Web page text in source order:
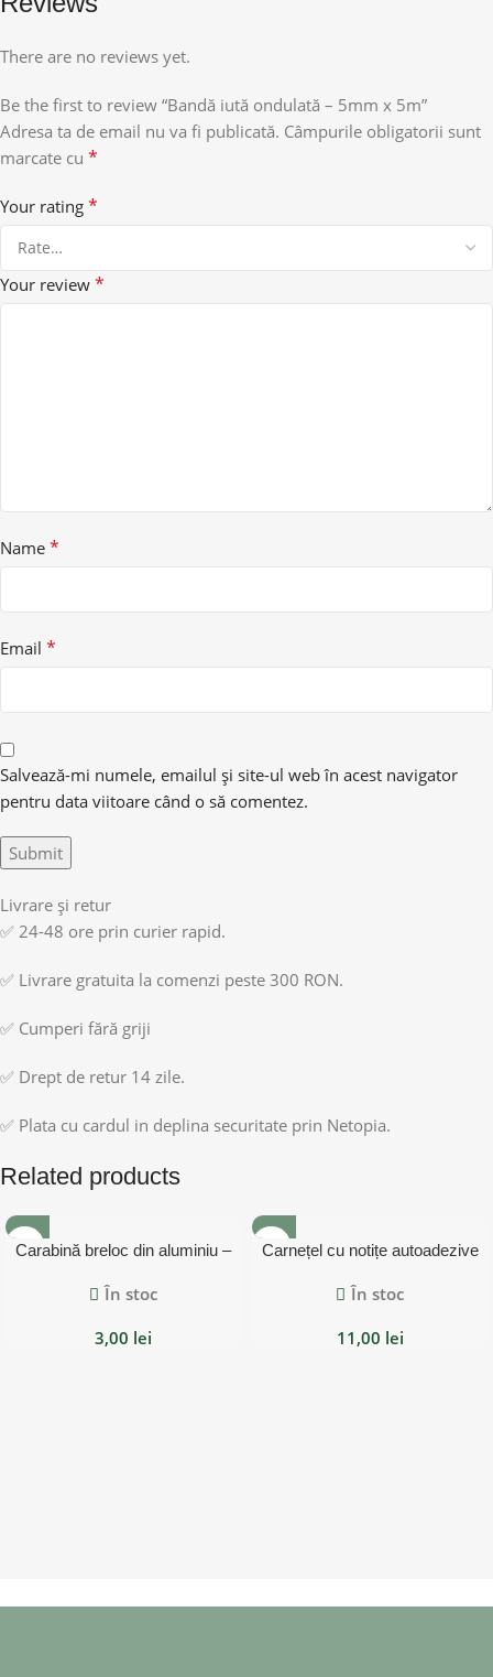
There are no reviews yet.
Be the first to review “Bandă iută ondulată – 5mm x 5m”
Adresa ta de email nu va fi publicată. Câmpurile obligatorii sunt
marcate cu *
Your rating *
Your review *
Name *
Email *
Salvează-mi numele, emailul și site-ul web în acest navigator
pentru data viitoare când o să comentez.
Livrare și retur
✅ 24-48 ore prin curier rapid.
✅ Livrare gratuita la comenzi peste 300 RON.
✅ Cumperi fără griji
✅ Drept de retur 14 zile.
✅ Plata cu cardul in deplina securitate prin Netopia.
Related products
Carabină breloc din aluminiu –
În stoc
3,00 lei
Carnețel cu notițe autoadezive
În stoc
11,00 lei